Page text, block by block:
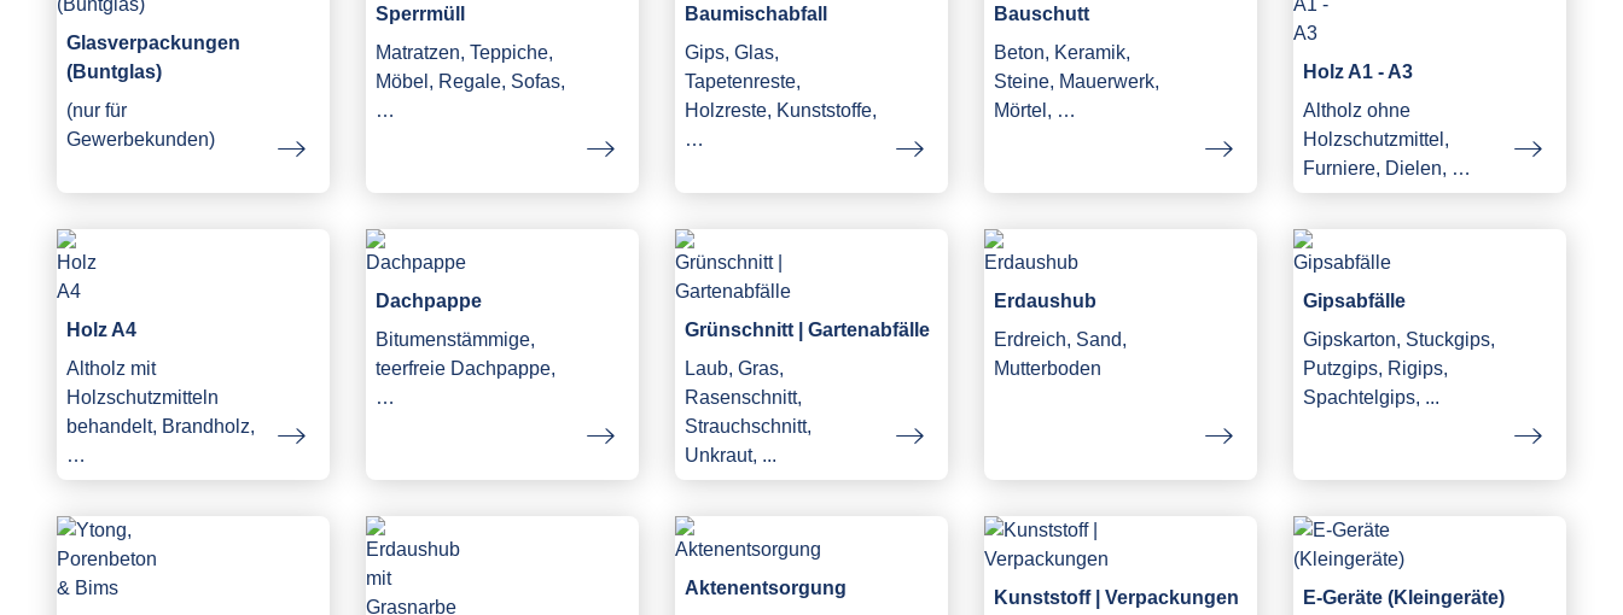
Glasverpackungen
(Buntglas)
(nur für
Gewerbekunden)
Sperrmüll
Matratzen, Teppiche,
Möbel, Regale, Sofas,
…
Baumischabfall
Gips, Glas,
Tapetenreste,
Holzreste, Kunststoffe,
…
Bauschutt
Beton, Keramik,
Steine, Mauerwerk,
Mörtel, …
Holz A1 - A3
Altholz ohne
Holzschutzmittel,
Furniere, Dielen, …
Holz A4
Altholz mit
Holzschutzmitteln
behandelt, Brandholz,
…
Dachpappe
Bitumenstämmige,
teerfreie Dachpappe,
…
Grünschnitt | Gartenabfälle
Laub, Gras,
Rasenschnitt,
Strauchschnitt,
Unkraut, ...
Erdaushub
Erdreich, Sand,
Mutterboden
Gipsabfälle
Gipskarton, Stuckgips,
Putzgips, Rigips,
Spachtelgips, ...
Aktenentsorgung
Kunststoff | Verpackungen
E-Geräte (Kleingeräte)